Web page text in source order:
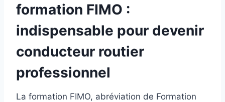
formation FIMO :
indispensable pour devenir
conducteur routier
professionnel
La formation FIMO, abréviation de Formation